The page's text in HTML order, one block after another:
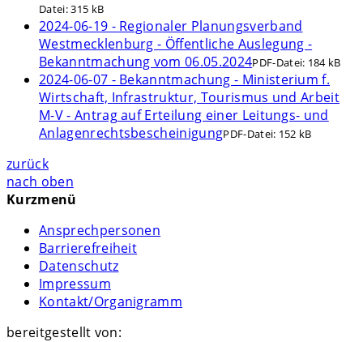
Datei:315 kB
2024-06-19 - Regionaler Planungsverband
Westmecklenburg - Öffentliche Auslegung -
Bekanntmachung vom 06.05.2024PDF-Datei: 184 kB
2024-06-07 - Bekanntmachung - Ministerium f.
Wirtschaft, Infrastruktur, Tourismus und Arbeit
M-V - Antrag auf Erteilung einer Leitungs- und
AnlagenrechtsbescheinigungPDF-Datei: 152 kB
zurück
nach oben
Kurzmenü
Ansprechpersonen
Barrierefreiheit
Datenschutz
Impressum
Kontakt/Organigramm
bereitgestellt von: